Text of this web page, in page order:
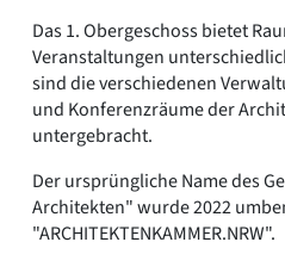
Das 1. Obergeschoss bietet
Veranstaltungen
sind die verschiedenen
und Konferenzräume der
untergebracht.
Der ursprüngliche Name des
Architekten" wurde 2022
"ARCHITEKTENKAMMER.NRW".